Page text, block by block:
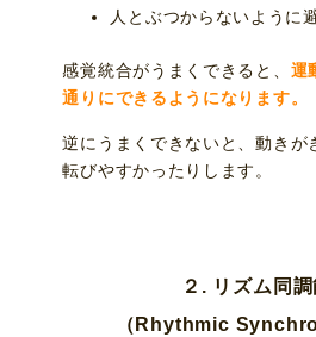
人とぶつからないように
感覚統合がうまくできると、 運
通りにできるようになります。
逆にうまくできないと、動きが
転びやすかったりします。
２. リズム同調
（Rhythmic